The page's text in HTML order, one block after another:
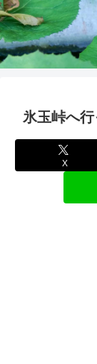
氷玉峠へ
X